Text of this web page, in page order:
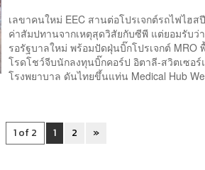
เลขาคนใหม่ EEC สานต่อโปรเจกต์รถไฟไฮส
ค่าสัมปทานจากเหตุสุดวิสัยกับซีพี แต่ยอมรับว่
รอรัฐบาลใหม่ พร้อมปัดฝุ่นบิ๊กโปรเจกต์ MRO
โรดโชว์จีบนักลงทุนบิ๊กคอร์ป อิตาลี-สวิตเซอ
โรงพยาบาล ดันไทยขึ้นแท่น Medical Hub
1 of 2 1 2 »